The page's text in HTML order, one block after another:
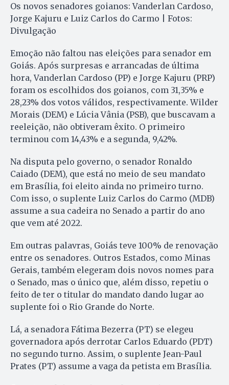
Os novos senadores goianos: Vanderlan Cardoso,
Jorge Kajuru e Luiz Carlos do Carmo | Fotos:
Divulgação
Emoção não faltou nas eleições para senador em
Goiás. Após surpresas e arrancadas de última
hora, Vanderlan Cardoso (PP) e Jorge Kajuru (PRP)
foram os escolhidos dos goianos, com 31,35% e
28,23% dos votos válidos, respectivamente. Wilder
Morais (DEM) e Lúcia Vânia (PSB), que buscavam a
reeleição, não obtiveram êxito. O primeiro
terminou com 14,43% e a segunda, 9,42%.
Na disputa pelo governo, o senador Ronaldo
Caiado (DEM), que está no meio de seu mandato
em Brasília, foi eleito ainda no primeiro turno.
Com isso, o suplente Luiz Carlos do Carmo (MDB)
assume a sua cadeira no Senado a partir do ano
que vem até 2022.
Em outras palavras, Goiás teve 100% de renovação
entre os senadores. Outros Estados, como Minas
Gerais, também elegeram dois novos nomes para
o Senado, mas o único que, além disso, repetiu o
feito de ter o titular do mandato dando lugar ao
suplente foi o Rio Grande do Norte.
Lá, a senadora Fátima Bezerra (PT) se elegeu
governadora após derrotar Carlos Eduardo (PDT)
no segundo turno. Assim, o suplente Jean-Paul
Prates (PT) assume a vaga da petista em Brasília.